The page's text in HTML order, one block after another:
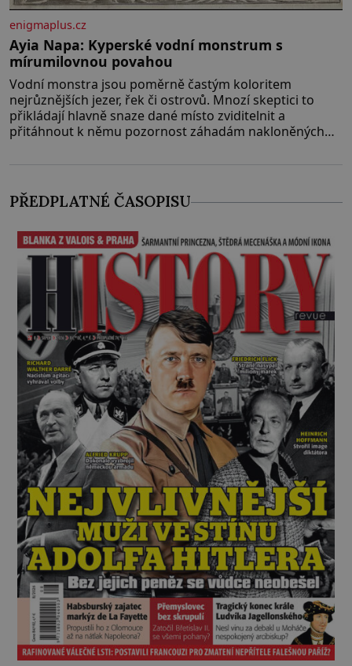
enigmaplus.cz
Ayia Napa: Kyperské vodní monstrum s
mírumilovnou povahou
Vodní monstra jsou poměrně častým koloritem
nejrůznějších jezer, řek či ostrovů. Mnozí skeptici to
přikládají hlavně snaze dané místo zviditelnit a
přitáhnout k němu pozornost záhadám nakloněných
PŘEDPLATNÉ ČASOPISU